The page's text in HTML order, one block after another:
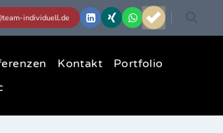
Kontakt
Portfolio